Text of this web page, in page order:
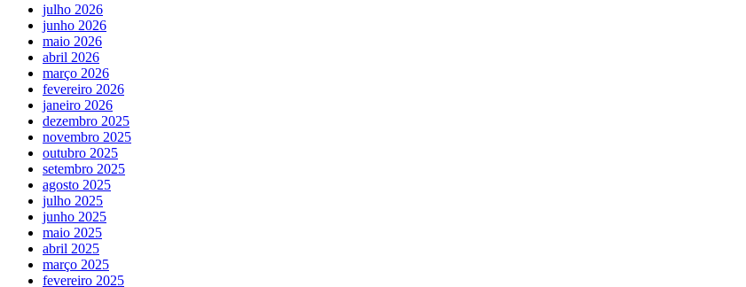
julho 2026
junho 2026
maio 2026
abril 2026
março 2026
fevereiro 2026
janeiro 2026
dezembro 2025
novembro 2025
outubro 2025
setembro 2025
agosto 2025
julho 2025
junho 2025
maio 2025
abril 2025
março 2025
fevereiro 2025